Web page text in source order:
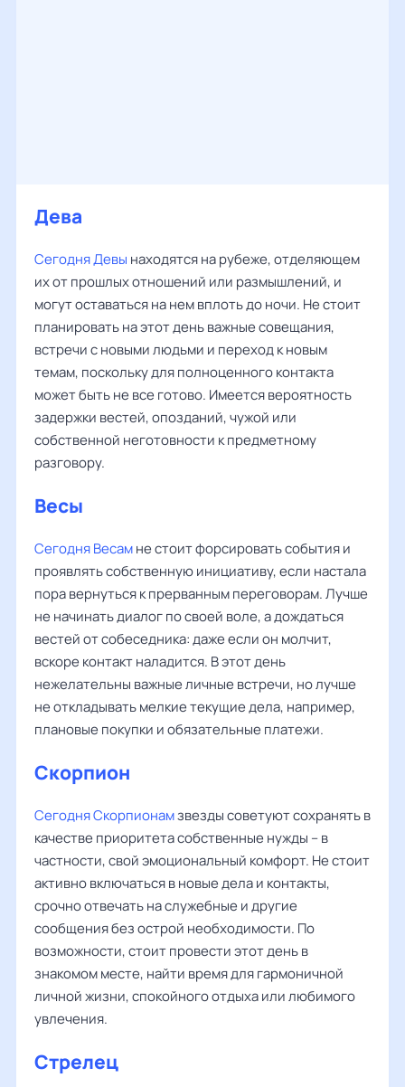
Дева
Сегодня Девы находятся на рубеже, отделяющем
их от прошлых отношений или размышлений, и
могут оставаться на нем вплоть до ночи. Не стоит
планировать на этот день важные совещания,
встречи с новыми людьми и переход к новым
темам, поскольку для полноценного контакта
может быть не все готово. Имеется вероятность
задержки вестей, опозданий, чужой или
собственной неготовности к предметному
разговору.
Весы
Сегодня Весамне стоит форсировать события и
проявлять собственную инициативу, если настала
пора вернуться к прерванным переговорам. Лучше
не начинать диалог по своей воле, а дождаться
вестей от собеседника: даже если он молчит,
вскоре контакт наладится. В этот день
нежелательны важные личные встречи, но лучше
не откладывать мелкие текущие дела, например,
плановые покупки и обязательные платежи.
Скорпион
Сегодня Скорпионамзвезды советуют сохранять в
качестве приоритета собственные нужды – в
частности, свой эмоциональный комфорт. Не стоит
активно включаться в новые дела и контакты,
срочно отвечать на служебные и другие
сообщения без острой необходимости. По
возможности, стоит провести этот день в
знакомом месте, найти время для гармоничной
личной жизни, спокойного отдыха или любимого
увлечения.
Стрелец